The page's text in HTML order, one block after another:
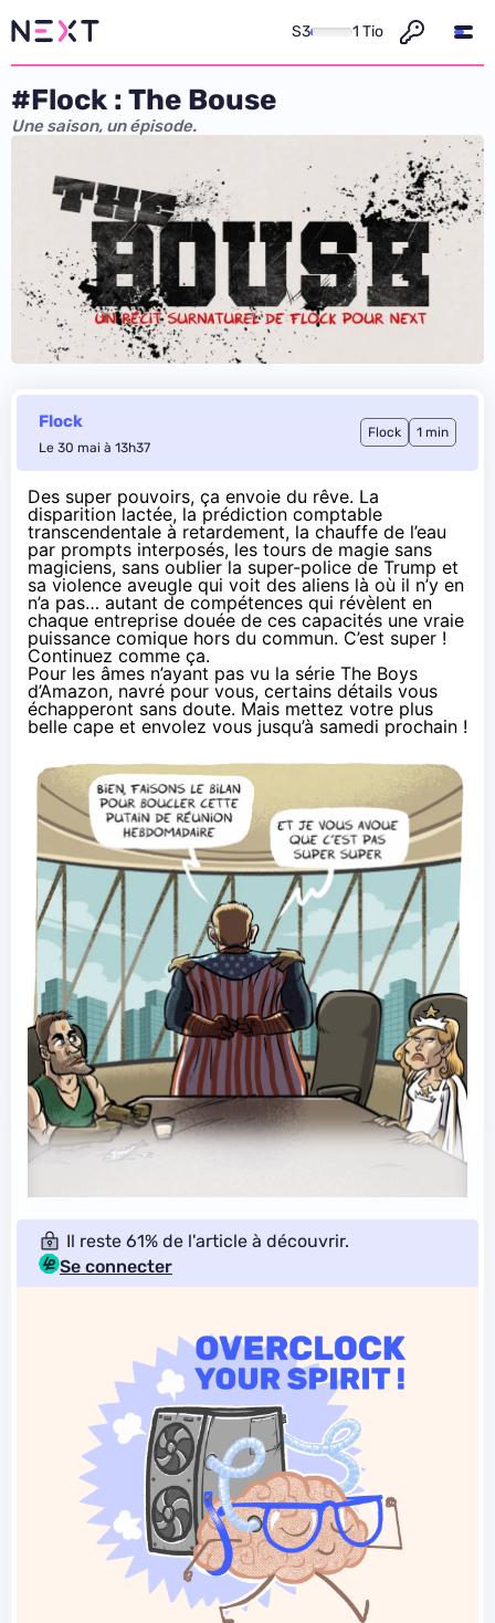
S3 1 Tio
#Flock : The Bouse
Une saison, un épisode.
Flock
Le 30 mai à 13h37
Flock 1 min
Des super pouvoirs, ça envoie du rêve. La
disparition lactée, la prédiction comptable
transcendentale à retardement, la chauffe de l’eau
par prompts interposés, les tours de magie sans
magiciens, sans oublier la super-police de Trump et
sa violence aveugle qui voit des aliens là où il n’y en
n’a pas… autant de compétences qui révèlent en
chaque entreprise douée de ces capacités une vraie
puissance comique hors du commun. C’est super !
Continuez comme ça.
Pour les âmes n’ayant pas vu la série The Boys
d’Amazon, navré pour vous, certains détails vous
échapperont sans doute. Mais mettez votre plus
belle cape et envolez vous jusqu’à samedi prochain !
Il reste 61% de l'article à découvrir.
Se connecter